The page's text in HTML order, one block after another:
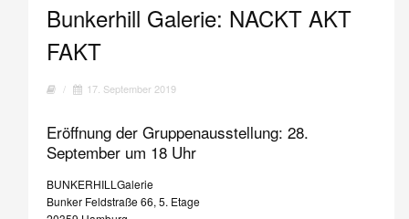
Bunkerhill Galerie: NACKT AKT
FAKT
/ 17. September 2019
Eröffnung der Gruppenausstellung: 28.
September um 18 Uhr
BUNKERHILLGalerie
Bunker Feldstraße 66, 5. Etage